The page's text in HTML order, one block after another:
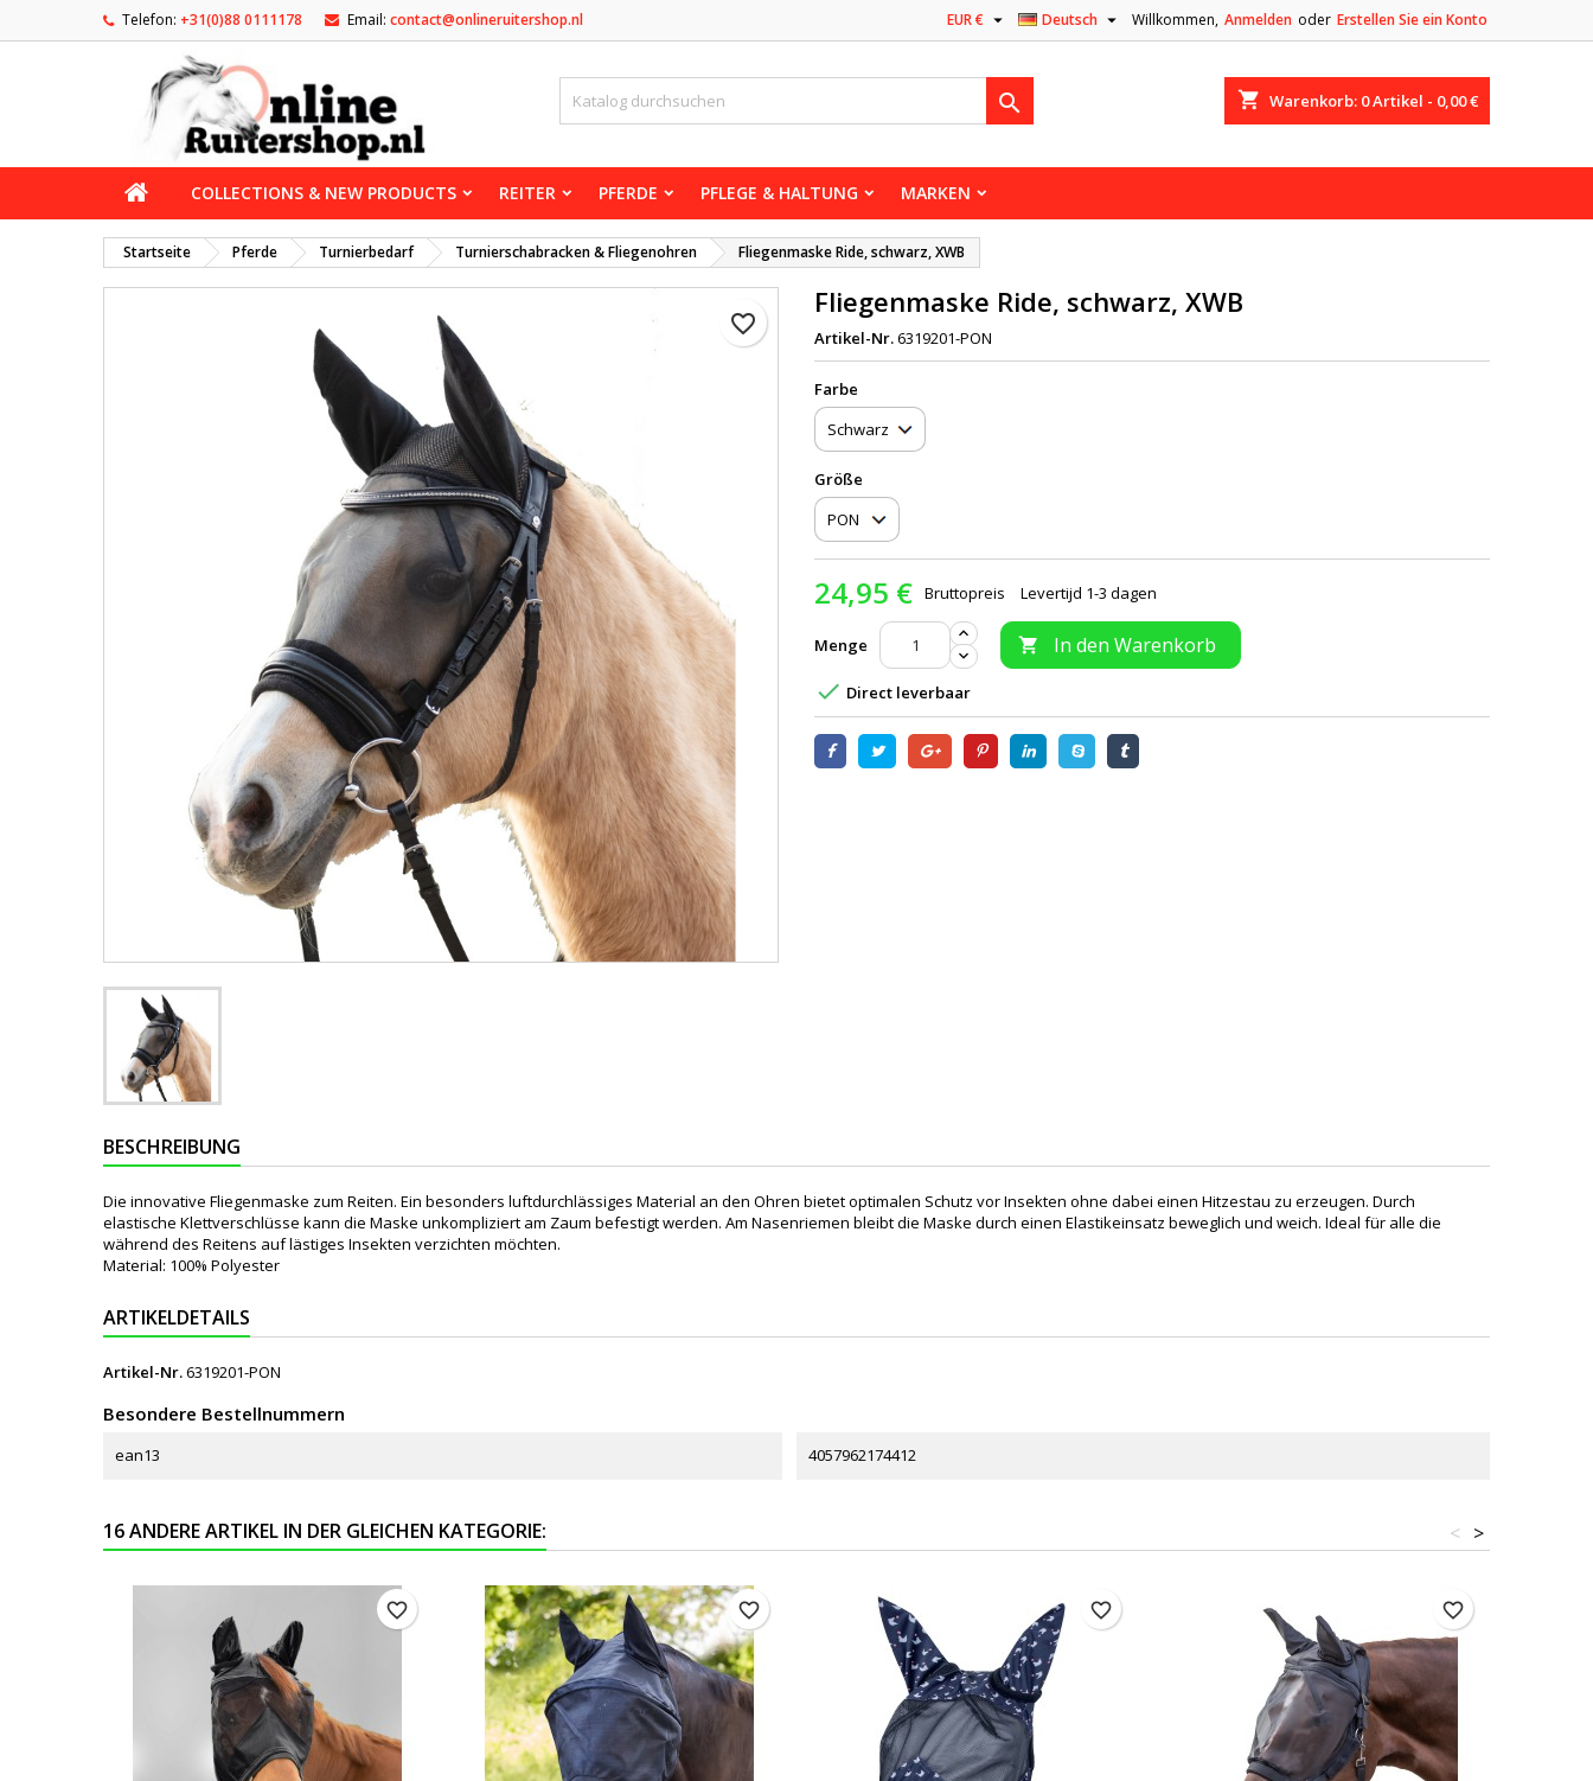
Telefon: +31(0)88 0111178 Email: contact@onlineruitershop.nl Willkommen, Anmelden oder Erstellen Sie ein Konto
Deutsch 
EUR € 
shopping_cart Warenkorb: 0Artikel - 0,00 €

COLLECTIONS & NEW PRODUCTS REITER PFERDE PFLEGE & HALTUNG MARKEN
Startseite Pferde Turnierbedarf Turnierschabracken & Fliegenohren Fliegenmaske Ride, schwarz, XWB
favorite_border
Fliegenmaske Ride, schwarz, XWB
Artikel-Nr.6319201-PON
Farbe
Größe
24,95 € Bruttopreis Levertijd 1-3 dagen
Menge  In den Warenkorb
 Direct leverbaar
BESCHREIBUNG
Die innovative Fliegenmaske zum Reiten. Ein besonders luftdurchlässiges Material an den Ohren bietet optimalen Schutz vor Insekten ohne dabei einen Hitzestau zu erzeugen. Durch
elastische Klettverschlüsse kann die Maske unkompliziert am Zaum befestigt werden. Am Nasenriemen bleibt die Maske durch einen Elastikeinsatz beweglich und weich. Ideal für alle die
während des Reitens auf lästiges Insekten verzichten möchten.
Material: 100% Polyester
ARTIKELDETAILS
Artikel-Nr.6319201-PON
Besondere Bestellnummern
ean13 4057962174412
16 ANDERE ARTIKEL IN DER GLEICHEN KATEGORIE: >
<
favorite_border favorite_border favorite_border favorite_border